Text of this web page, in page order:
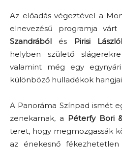
Az előadás végeztével a
elnevezésű programja
Szandrából és Pirisi
helyben születő
valamint még egy
különböző hulladékok
A Panoráma Színpad ismét
zenekarnak, a Péterfy Bori
teret, hogy megmozgassák
az énekesnő